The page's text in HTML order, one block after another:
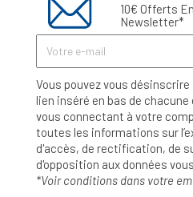
10€ Offerts
Newsletter*
Vous pouvez vous
lien inséré en bas de
vous connectant à votre
toutes les informations sur
d'accès, de rectification, de
d'opposition aux données
*Voir conditions dans votre